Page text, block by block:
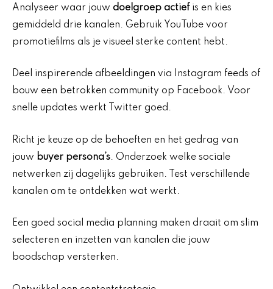
Analyseer waar jouw doelgroep actiefis en kies
gemiddeld drie kanalen. Gebruik YouTube voor
promotiefilms als je visueel sterke content hebt.
Deel inspirerende afbeeldingen via Instagram feeds of
bouw een betrokken community op Facebook. Voor
snelle updates werkt Twitter goed.
Richt je keuze op de behoeften en het gedrag van
jouw buyer persona’s. Onderzoek welke sociale
netwerken zij dagelijks gebruiken. Test verschillende
kanalen om te ontdekken wat werkt.
Een goed social media planning maken draait om slim
selecteren en inzetten van kanalen die jouw
boodschap versterken.